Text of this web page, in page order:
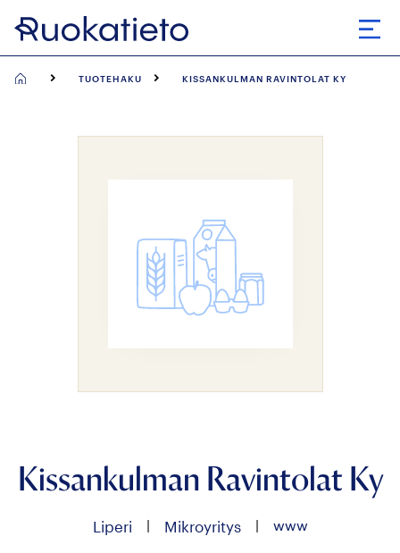
Siirry
suoraan
TUOTEHAKU KISSANKULMAN RAVINTOLAT KY
Kissankulman Ravintolat Ky
Liperi | Mikroyritys | www